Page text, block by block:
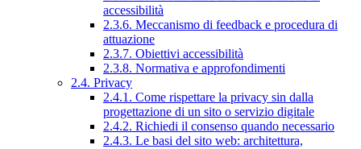
accessibilità
2.3.6. Meccanismo di feedback e procedura di
attuazione
2.3.7. Obiettivi accessibilità
2.3.8. Normativa e approfondimenti
2.4. Privacy
2.4.1. Come rispettare la privacy sin dalla
progettazione di un sito o servizio digitale
2.4.2. Richiedi il consenso quando necessario
2.4.3. Le basi del sito web: architettura,